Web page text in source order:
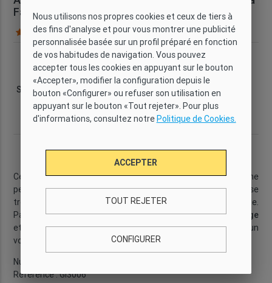
Familia avec Balcon Privé
137 Commentaires Carte
Type
Confort
Wi-Fi
Oui
Capacité
3
2
Salles de bain
1
Surface
50 m
Étage
2
Quartier
Eixample
Derecho
Description
Cet appartement dispose de2 chambres doubles. Situé à une
petite distance deSagrada Familia, cet appartement se
trouve dans une
zone idéale, pas trop loin du centre-ville.
Parmi les autres équipements, vous trouverezWiFi,chauffage
et
climatisation, ce qui rend cet appartement idéal pour un
voyage à n´importe quel moment de l´année.
Numéro de licence: HUTB-008142
Référence : GI3006
Nous utilisons nos propres cookies et ceux de tiers à
des fins d'analyse et pour vous montrer une publicité
personnalisée basée sur un profil préparé en fonction
de vos habitudes de navigation. Vous pouvez
accepter tous les cookies en appuyant sur le bouton
«Accepter», modifier la configuration depuis le
bouton «Configurer» ou refuser son utilisation en
appuyant sur le bouton «Tout rejeter». Pour plus
d'informations, consultez notrePolitique de Cookies.
ACCEPTER
TOUT REJETER
CONFIGURER